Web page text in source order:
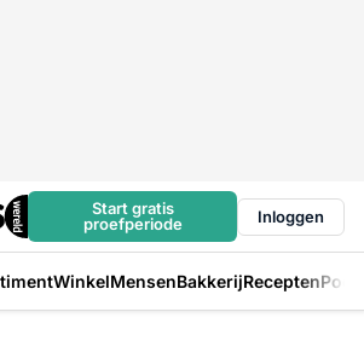
Start gratis
proefperiode
Inloggen
WinkelMensenBakkerijRecepten